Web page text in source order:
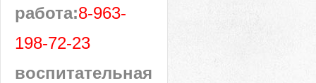
работа:8-963-
198-72-23
воспитательная